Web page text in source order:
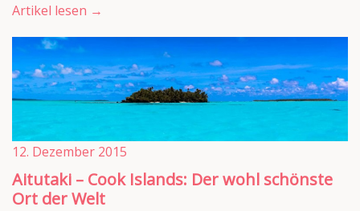
Artikel lesen →
12. Dezember 2015
Aitutaki – Cook Islands: Der wohl schönste
Ort der Welt